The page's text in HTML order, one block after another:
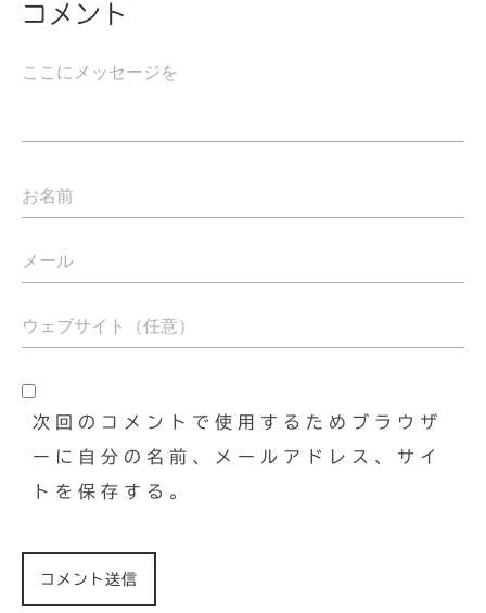
コメント
次回のコメントで使用するためブラウザ
ーに自分の名前、メールアドレス、サイ
トを保存する。